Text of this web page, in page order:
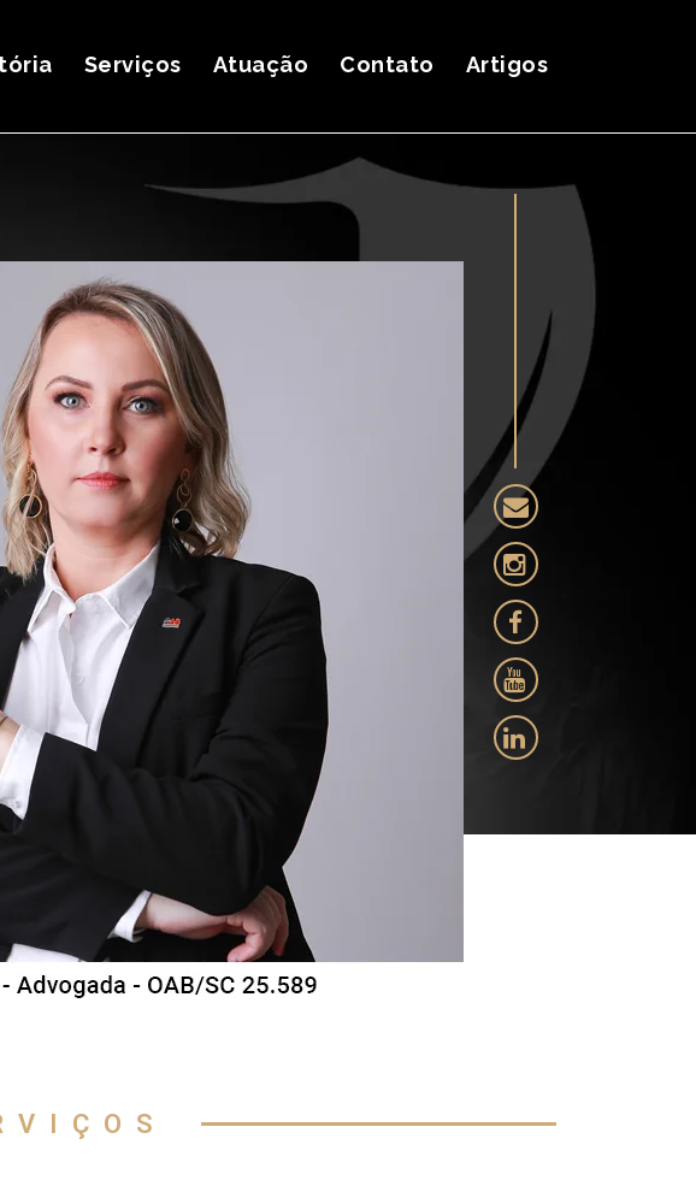
Serviços Atuação Contato Artigos